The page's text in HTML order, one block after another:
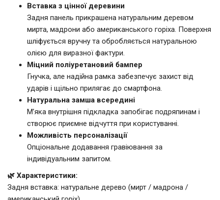
Вставка з цінної деревини
Задня панель прикрашена натуральним деревом
мирта, мадрони або американського горіха. Поверхня
шліфується вручну та обробляється натуральною
олією для виразної фактури.
Міцний поліуретановий бампер
Гнучка, але надійна рамка забезпечує захист від
ударів і щільно прилягає до смартфона.
Натуральна замша всередині
М’яка внутрішня підкладка запобігає подряпинам і
створює приємне відчуття при користуванні.
Можливість персоналізації
Опціональне додавання гравіювання за
індивідуальним запитом.
🌿 Характеристики:
Задня вставка: натуральне дерево (мирт / мадрона /